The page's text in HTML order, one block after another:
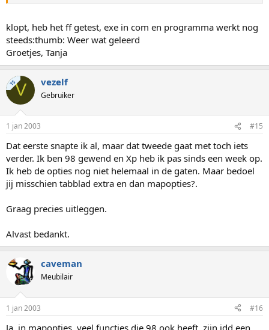
klopt, heb het ff getest, exe in com en programma werkt nog
steeds:thumb: Weer wat geleerd
Groetjes, Tanja
TSV vezelf
Gebruiker
1 jan 2003 #15
Dat eerste snapte ik al, maar dat tweede gaat met toch iets
verder. Ik ben 98 gewend en Xp heb ik pas sinds een week op.
Ik heb de opties nog niet helemaal in de gaten. Maar bedoel
jij misschien tabblad extra en dan mapopties?.
Graag precies uitleggen.
Alvast bedankt.
caveman
Meubilair
1 jan 2003 #16
Ja, in mapopties, veel functies die 98 ook heeft, zijn idd een